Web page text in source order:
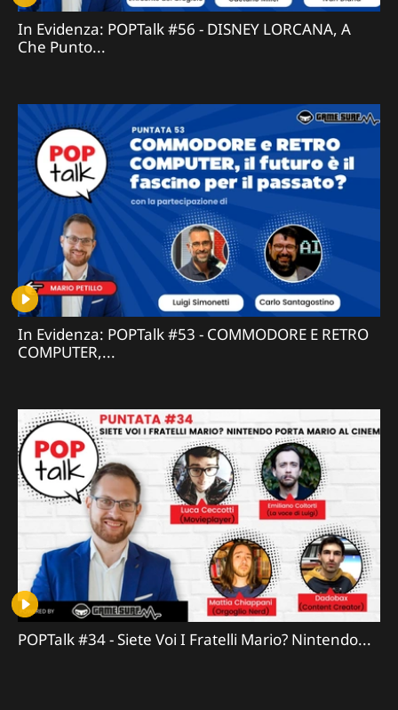
In Evidenza: POPTalk #56 - DISNEY LORCANA, A
Che Punto...
In Evidenza: POPTalk #53 - COMMODORE E RETRO
COMPUTER,...
POPTalk #34 - Siete Voi I Fratelli Mario? Nintendo...